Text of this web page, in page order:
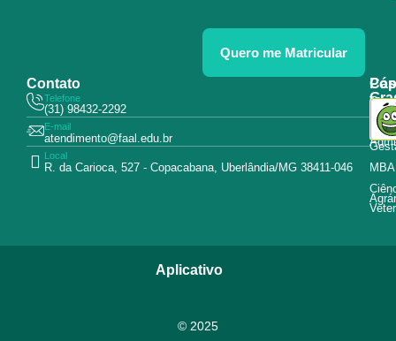
Quero me Matricular
Contato
Telefone
(31) 98432-2292
E-mail
atendimento@faal.edu.br
Local
R. da Carioca, 527 - Copacabana, Uberlândia/MG 38411-046
MBA
© 2025
Aplicativo